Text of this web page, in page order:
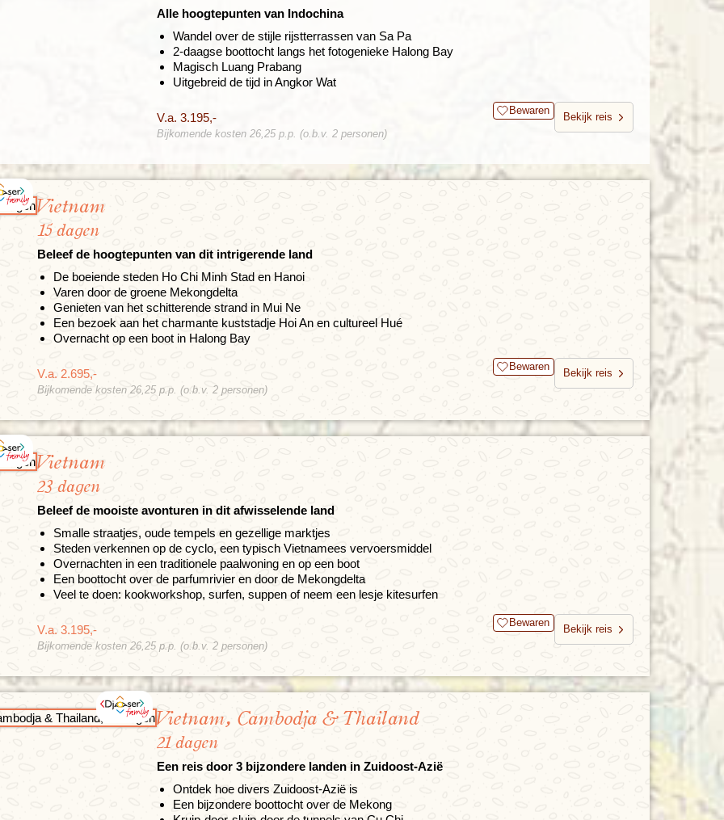
Alle hoogtepunten van Indochina
Wandel over de stijle rijstterrassen van Sa Pa
2-daagse boottocht langs het fotogenieke Halong Bay
Magisch Luang Prabang
Uitgebreid de tijd in Angkor Wat
V.a. 3.195,- Bewaren
Bekijk reis
Bijkomende kosten 26,25 p.p. (o.b.v. 2 personen)
Vietnam
15 dagen
Beleef de hoogtepunten van dit intrigerende land
De boeiende steden Ho Chi Minh Stad en Hanoi
Varen door de groene Mekongdelta
Genieten van het schitterende strand in Mui Ne
Een bezoek aan het charmante kuststadje Hoi An en cultureel Hué
Overnacht op een boot in Halong Bay
V.a. 2.695,- Bewaren
Bekijk reis
Bijkomende kosten 26,25 p.p. (o.b.v. 2 personen)
Vietnam
23 dagen
Beleef de mooiste avonturen in dit afwisselende land
Smalle straatjes, oude tempels en gezellige marktjes
Steden verkennen op de cyclo, een typisch Vietnamees vervoersmiddel
Overnachten in een traditionele paalwoning en op een boot
Een boottocht over de parfumrivier en door de Mekongdelta
Veel te doen: kookworkshop, surfen, suppen of neem een lesje kitesurfen
V.a. 3.195,- Bewaren
Bekijk reis
Bijkomende kosten 26,25 p.p. (o.b.v. 2 personen)
Vietnam, Cambodja & Thailand
21 dagen
Een reis door 3 bijzondere landen in Zuidoost-Azië
Ontdek hoe divers Zuidoost-Azië is
Een bijzondere boottocht over de Mekong